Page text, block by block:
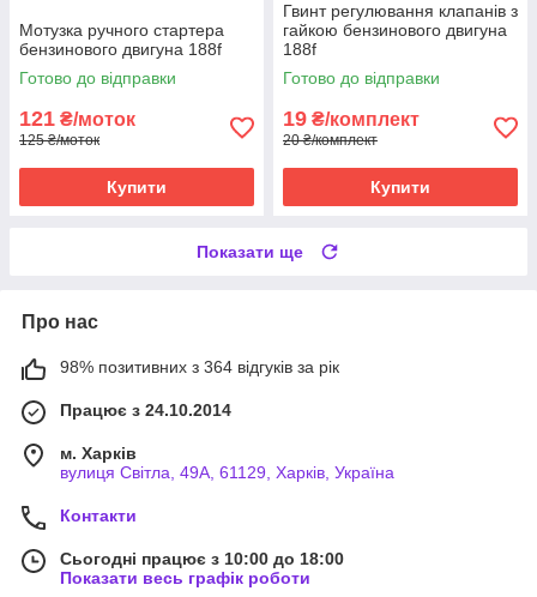
Мотузка ручного стартера
бензинового двигуна 188f
Готово до відправки
121 ₴/моток
125 ₴/моток
Купити
Гвинт регулювання клапанів з
гайкою бензинового двигуна
188f
Готово до відправки
19 ₴/комплект
20 ₴/комплект
Купити
Показати ще
Про нас
98% позитивних з 364 відгуків за рік
Працює з 24.10.2014
м. Харків
вулиця Світла, 49А, 61129, Харків, Україна
Контакти
Сьогодні працює з 10:00 до 18:00
Показати весь графік роботи